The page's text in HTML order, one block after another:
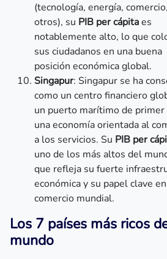
(tecnología, energía,
otros), su PIB per cápitaes
notablemente alto, lo que
sus ciudadanos en una buena
posición económica global.
Singapur: Singapur se ha
como un centro financiero
un puerto marítimo de
una economía orientada al
a los servicios. Su PIB per
uno de los más altos del
que refleja su fuerte
económica y su papel clave
comercio mundial.
Los 7 países más ricos
mundo